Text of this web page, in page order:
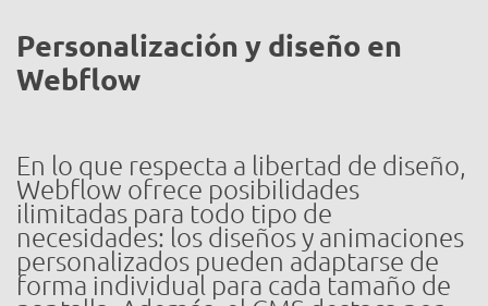
Personalización y diseño en
Webflow
En lo que respecta a libertad de diseño,
Webflow ofrece posibilidades
ilimitadas para todo tipo de
necesidades: los diseños y animaciones
personalizados pueden adaptarse de
forma individual para cada tamaño de